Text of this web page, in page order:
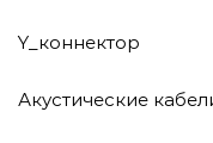
Y_коннектор
Акустические